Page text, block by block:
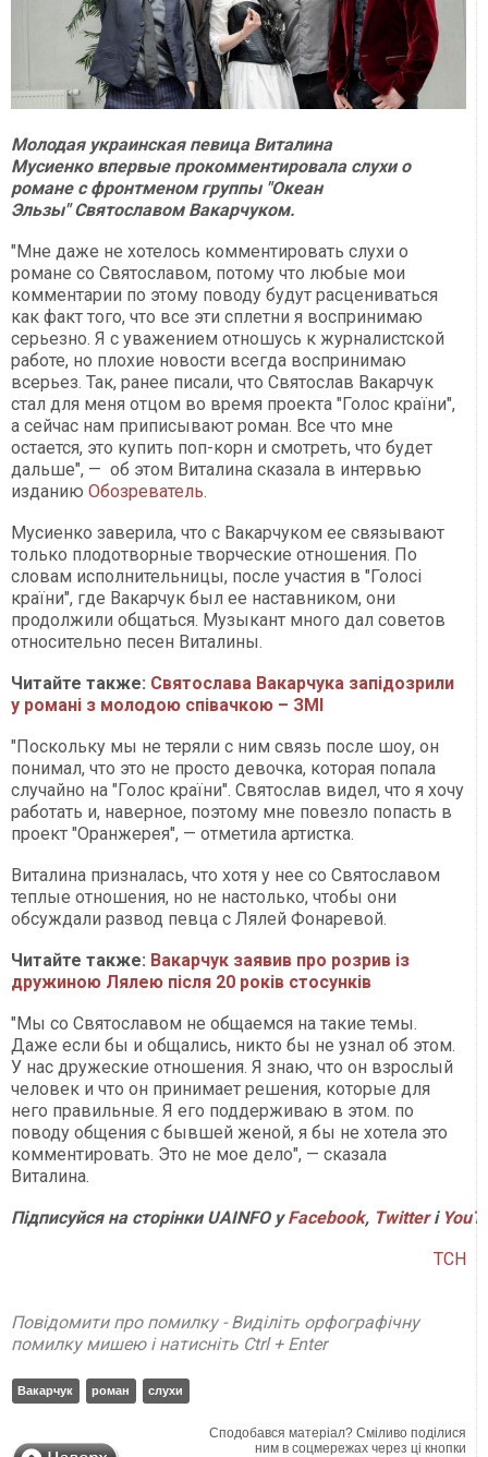
Молодая украинская певица Виталина
Мусиенко впервые прокомментировала слухи о
романе с фронтменом группы "Океан
Эльзы" Святославом Вакарчуком.
"Мне даже не хотелось комментировать слухи о
романе со Святославом, потому что любые мои
комментарии по этому поводу будут расцениваться
как факт того, что все эти сплетни я воспринимаю
серьезно. Я с уважением отношусь к журналистской
работе, но плохие новости всегда воспринимаю
всерьез. Так, ранее писали, что Святослав Вакарчук
стал для меня отцом во время проекта "Голос країни",
а сейчас нам приписывают роман. Все что мне
остается, это купить поп-корн и смотреть, что будет
дальше", — об этом Виталина сказала в интервью
изданию Обозреватель.
Мусиенко заверила, что с Вакарчуком ее связывают
только плодотворные творческие отношения. По
словам исполнительницы, после участия в "Голосі
країни", где Вакарчук был ее наставником, они
продолжили общаться. Музыкант много дал советов
относительно песен Виталины.
Читайте также: Святослава Вакарчука запідозрили
у романі з молодою співачкою – ЗМІ
"Поскольку мы не теряли с ним связь после шоу, он
понимал, что это не просто девочка, которая попала
случайно на "Голос країни". Святослав видел, что я хочу
работать и, наверное, поэтому мне повезло попасть в
проект "Оранжерея", — отметила артистка.
Виталина призналась, что хотя у нее со Святославом
теплые отношения, но не настолько, чтобы они
обсуждали развод певца с Лялей Фонаревой.
Читайте также: Вакарчук заявив про розрив із
дружиною Лялею після 20 років стосунків
"Мы со Святославом не общаемся на такие темы.
Даже если бы и общались, никто бы не узнал об этом.
У нас дружеские отношения. Я знаю, что он взрослый
человек и что он принимает решения, которые для
него правильные. Я его поддерживаю в этом. по
поводу общения с бывшей женой, я бы не хотела это
комментировать. Это не мое дело", — сказала
Виталина.
Підписуйся на сторінки UAINFO уFacebook, Twitterі
ТСН
Повідомити про помилку - Виділіть орфографічну
помилку мишею і натисніть Ctrl + Enter
Вакарчук роман слухи
Сподобався матеріал? Сміливо поділися
ним в соцмережах через ці кнопки